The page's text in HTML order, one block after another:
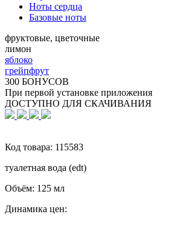
Ноты сердца
Базовые ноты
фруктовые, цветочные
лимон
яблоко
грейпфрут
300 БОНУСОВ
При первой установке приложения
ДОСТУПНО ДЛЯ СКАЧИВАНИЯ
Код товара: 115583
туалетная вода (edt)
Объём: 125 мл
Динамика цен: